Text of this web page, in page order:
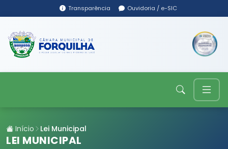
Transparência Ouvidoria / e-SIC
Início Lei Municipal
LEI MUNICIPAL